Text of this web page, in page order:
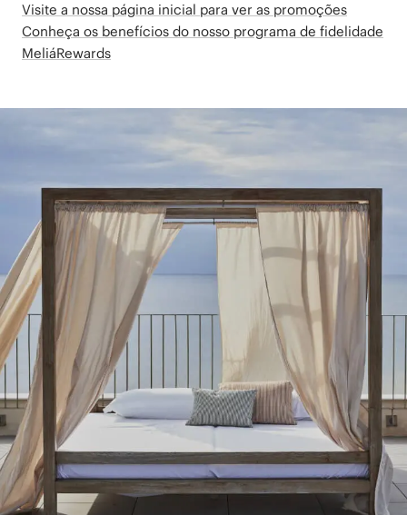
Visite a nossa página inicial para ver as promoções
Conheça os benefícios do nosso programa de fidelidade
MeliáRewards